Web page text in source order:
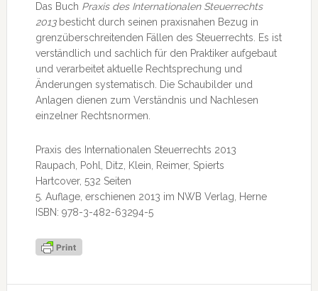
Das Buch Praxis des Internationalen Steuerrechts
2013 besticht durch seinen praxisnahen Bezug in
grenzüberschreitenden Fällen des Steuerrechts. Es ist
verständlich und sachlich für den Praktiker aufgebaut
und verarbeitet aktuelle Rechtsprechung und
Änderungen systematisch. Die Schaubilder und
Anlagen dienen zum Verständnis und Nachlesen
einzelner Rechtsnormen.
Praxis des Internationalen Steuerrechts 2013
Raupach, Pohl, Ditz, Klein, Reimer, Spierts
Hartcover, 532 Seiten
5. Auflage, erschienen 2013 im NWB Verlag, Herne
ISBN: 978-3-482-63294-5